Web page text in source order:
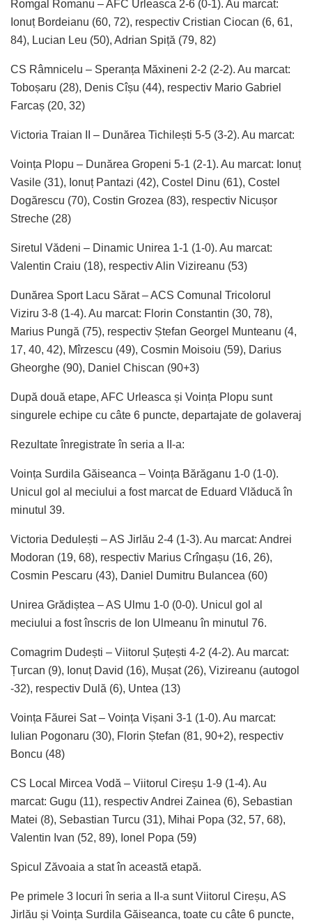
Romgal Romanu – AFC Urleasca 2-6 (0-1). Au marcat:
Ionuț Bordeianu (60, 72), respectiv Cristian Ciocan (6, 61,
84), Lucian Leu (50), Adrian Spiță (79, 82)
CS Râmnicelu – Speranța Măxineni 2-2 (2-2). Au marcat:
Toboșaru (28), Denis Cîșu (44), respectiv Mario Gabriel
Farcaș (20, 32)
Victoria Traian II – Dunărea Tichilești 5-5 (3-2). Au marcat:
Voința Plopu – Dunărea Gropeni 5-1 (2-1). Au marcat: Ionuț
Vasile (31), Ionuț Pantazi (42), Costel Dinu (61), Costel
Dogărescu (70), Costin Grozea (83), respectiv Nicușor
Streche (28)
Siretul Vădeni – Dinamic Unirea 1-1 (1-0). Au marcat:
Valentin Craiu (18), respectiv Alin Vizireanu (53)
Dunărea Sport Lacu Sărat – ACS Comunal Tricolorul
Viziru 3-8 (1-4). Au marcat: Florin Constantin (30, 78),
Marius Pungă (75), respectiv Ștefan Georgel Munteanu (4,
17, 40, 42), Mîrzescu (49), Cosmin Moisoiu (59), Darius
Gheorghe (90), Daniel Chiscan (90+3)
După două etape, AFC Urleasca și Voința Plopu sunt
singurele echipe cu câte 6 puncte, departajate de golaveraj
Rezultate înregistrate în seria a II-a:
Voința Surdila Găiseanca – Voința Bărăganu 1-0 (1-0).
Unicul gol al meciului a fost marcat de Eduard Vlăducă în
minutul 39.
Victoria Dedulești – AS Jirlău 2-4 (1-3). Au marcat: Andrei
Modoran (19, 68), respectiv Marius Crîngașu (16, 26),
Cosmin Pescaru (43), Daniel Dumitru Bulancea (60)
Unirea Grădiștea – AS Ulmu 1-0 (0-0). Unicul gol al
meciului a fost înscris de Ion Ulmeanu în minutul 76.
Comagrim Dudești – Viitorul Șuțești 4-2 (4-2). Au marcat:
Țurcan (9), Ionuț David (16), Mușat (26), Vizireanu (autogol
-32), respectiv Dulă (6), Untea (13)
Voința Făurei Sat – Voința Vișani 3-1 (1-0). Au marcat:
Iulian Pogonaru (30), Florin Ștefan (81, 90+2), respectiv
Boncu (48)
CS Local Mircea Vodă – Viitorul Cireșu 1-9 (1-4). Au
marcat: Gugu (11), respectiv Andrei Zainea (6), Sebastian
Matei (8), Sebastian Turcu (31), Mihai Popa (32, 57, 68),
Valentin Ivan (52, 89), Ionel Popa (59)
Spicul Zăvoaia a stat în această etapă.
Pe primele 3 locuri în seria a II-a sunt Viitorul Cireșu, AS
Jirlău și Voința Surdila Găiseanca, toate cu câte 6 puncte,